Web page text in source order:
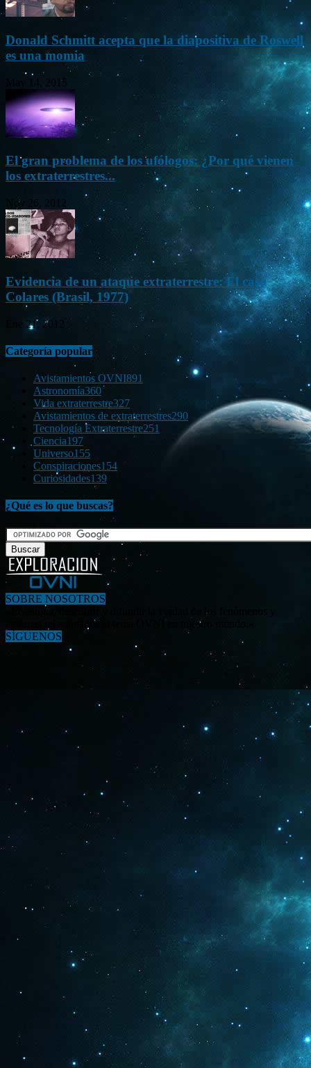
Donald Schmitt acepta que la diapositiva de Roswell
es una momia
May 14, 2015
El gran problema de los ufólogos: ¿Por qué vienen
los extraterrestres...
Nov 26, 2012
Evidencia de un ataque extraterrestre: El caso
Colares (Brasil, 1977)
Ene 21, 2012
Categoría popular
Avistamientos OVNI891
Astronomía360
Vida extraterrestre327
Avistamientos de extraterrestres290
Tecnología Extraterrestre251
Ciencia197
Universo155
Conspiraciones154
Curiosidades139
¿Qué es lo que buscas?
SOBRE NOSOTROS
«Investigar, descubrir y difundir la verdad de los fenómenos y
enigmas relacionados al tema OVNI en nuestro mundo.»
SÍGUENOS